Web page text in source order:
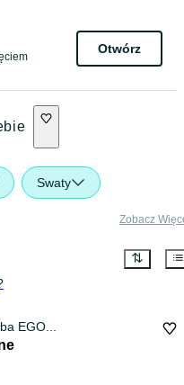
Otwórz
Swaty
Zobacz
Garderoba EGO...